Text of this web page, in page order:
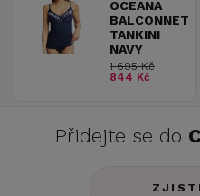
OCEANA
BALCONNET
TANKINI
NAVY
1 695 Kč
844 Kč
Přidejte se do